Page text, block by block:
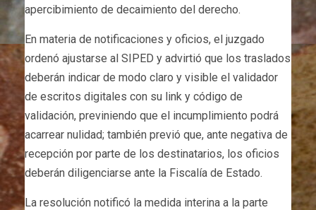
apercibimiento de decaimiento del derecho.
En materia de notificaciones y oficios, el juzgado
ordenó ajustarse al SIPED y advirtió que los traslados
deberán indicar de modo claro y visible el validador
de escritos digitales con su link y código de
validación, previniendo que el incumplimiento podrá
acarrear nulidad; también previó que, ante negativa de
recepción por parte de los destinatarios, los oficios
deberán diligenciarse ante la Fiscalía de Estado.
La resolución notificó la medida interina a la parte